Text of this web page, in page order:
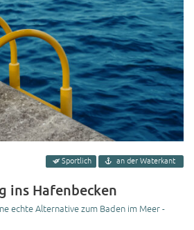
Sportlich an der Waterkant
ins Hafenbecken
echte Alternative zum Baden im Meer -